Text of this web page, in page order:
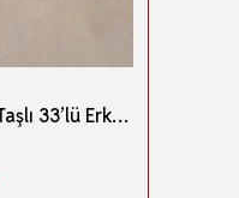
Yeşil Akik Taşlı 33’lü Erkek Tesbih – Doğal Taş; Özel Ahşap Kutulu